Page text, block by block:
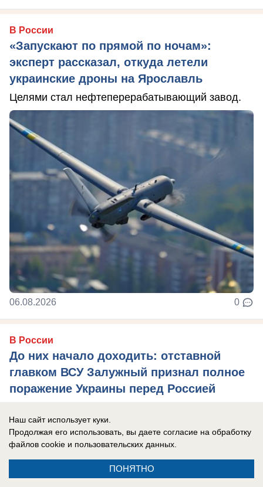
В России
«Запускают по прямой по ночам»:
эксперт рассказал, откуда летели
украинские дроны на Ярославль
Целями стал нефтеперерабатывающий завод.
06.08.2026 0
В России
До них начало доходить: отставной
главком ВСУ Залужный признал полное
поражение Украины перед Россией
практически всему вооружению НАТО, которые
использовал Киев в зоне боевых действий, ...
Наш сайт использует куки.
Продолжая его использовать, вы даете согласие на обработку
файлов cookie и пользовательских данных.
ПОНЯТНО